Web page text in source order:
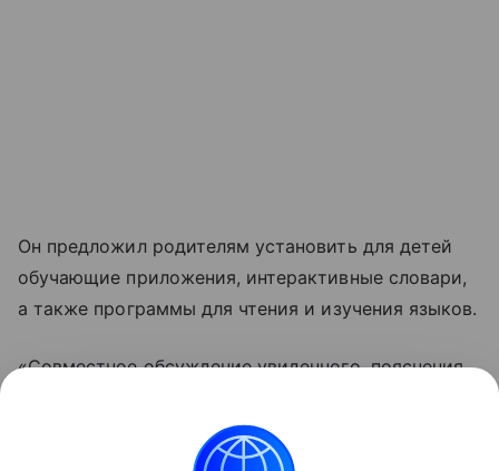
Он предложил родителям установить для детей
обучающие приложения, интерактивные словари,
а также программы для чтения и изучения языков.
«Совместное обсуждение увиденного, пояснения
технологии становятся союзником образования,
а не его заменой», — добавил сенатор.